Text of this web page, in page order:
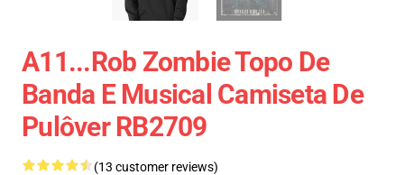
A11...rob Zombie Topo De
Banda E Musical Camiseta De
Pulôver RB2709
(13 customer reviews)